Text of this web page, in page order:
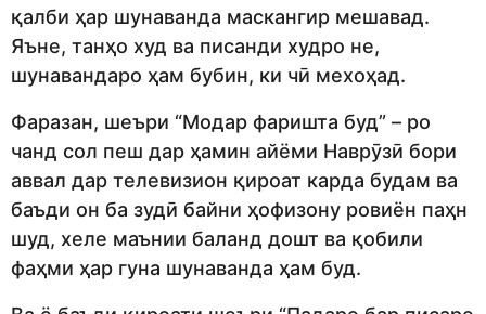
қалби ҳар шунаванда маскангир мешавад.
Яъне, танҳо худ ва писанди худро не,
шунавандаро ҳам бубин, ки чӣ мехоҳад.
Фаразан, шеъри “Модар фаришта буд” – ро
чанд сол пеш дар ҳамин айёми Наврӯзӣ бори
аввал дар телевизион қироат карда будам ва
баъди он ба зудӣ байни ҳофизону ровиён паҳн
шуд, хеле маънии баланд дошт ва қобили
фаҳми ҳар гуна шунаванда ҳам буд.